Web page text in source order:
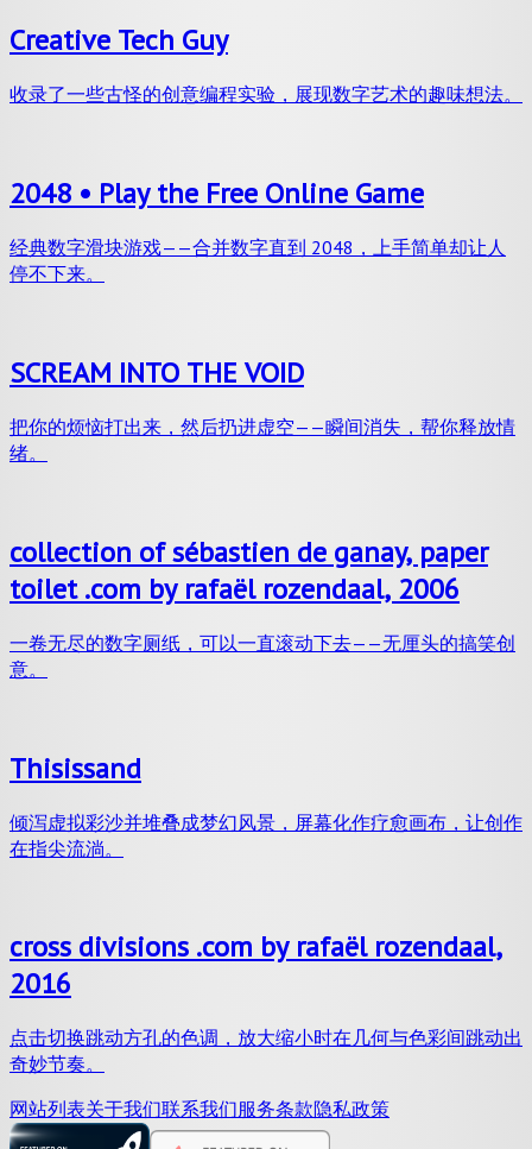
Creative Tech Guy
收录了一些古怪的创意编程实验，展现数字艺术的趣味想法。
2048 • Play the Free Online Game
经典数字滑块游戏——合并数字直到 2048，上手简单却让人
停不下来。
SCREAM INTO THE VOID
把你的烦恼打出来，然后扔进虚空——瞬间消失，帮你释放情
绪。
collection of sébastien de ganay, paper
toilet .com by rafaël rozendaal, 2006
一卷无尽的数字厕纸，可以一直滚动下去——无厘头的搞笑创
意。
Thisissand
倾泻虚拟彩沙并堆叠成梦幻风景，屏幕化作疗愈画布，让创作
在指尖流淌。
cross divisions .com by rafaël rozendaal,
2016
点击切换跳动方孔的色调，放大缩小时在几何与色彩间跳动出
奇妙节奏。
网站列表关于我们联系我们服务条款隐私政策